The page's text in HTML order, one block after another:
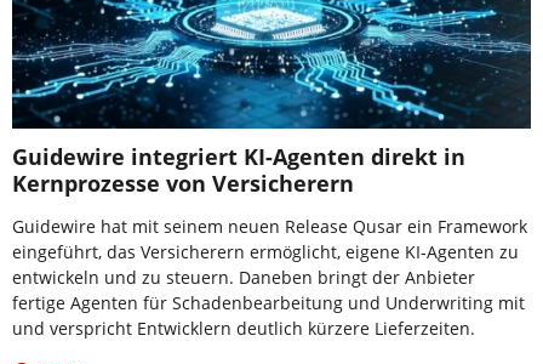
Guidewire integriert KI-Agenten direkt in
Kernprozesse von Versicherern
Guidewire hat mit seinem neuen Release Qusar ein Framework
eingeführt, das Versicherern ermöglicht, eigene KI-Agenten zu
entwickeln und zu steuern. Daneben bringt der Anbieter
fertige Agenten für Schadenbearbeitung und Underwriting mit
und verspricht Entwicklern deutlich kürzere Lieferzeiten.